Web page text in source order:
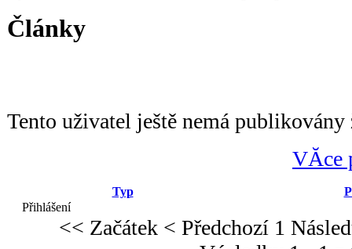
Články
Tento uživatel ještě nemá publikovány
VĂ­ce
Typ
Přihlášení
<< Začátek < Předchozí 1